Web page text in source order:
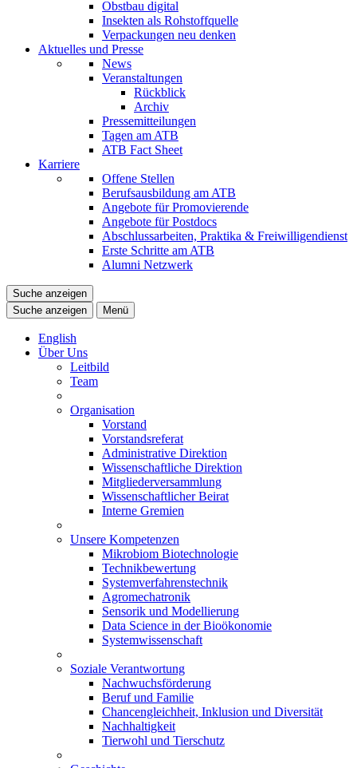
Obstbau digital
Insekten als Rohstoffquelle
Verpackungen neu denken
Aktuelles und Presse
News
Veranstaltungen
Rückblick
Archiv
Pressemitteilungen
Tagen am ATB
ATB Fact Sheet
Karriere
Offene Stellen
Berufsausbildung am ATB
Angebote für Promovierende
Angebote für Postdocs
Abschlussarbeiten, Praktika & Freiwilligendienst
Erste Schritte am ATB
Alumni Netzwerk
Suche anzeigen
Suche anzeigen
Menü
English
Über Uns
Leitbild
Team
Organisation
Vorstand
Vorstandsreferat
Administrative Direktion
Wissenschaftliche Direktion
Mitgliederversammlung
Wissenschaftlicher Beirat
Interne Gremien
Unsere Kompetenzen
Mikrobiom Biotechnologie
Technikbewertung
Systemverfahrenstechnik
Agromechatronik
Sensorik und Modellierung
Data Science in der Bioökonomie
Systemwissenschaft
Soziale Verantwortung
Nachwuchsförderung
Beruf und Familie
Chancengleichheit, Inklusion und Diversität
Nachhaltigkeit
Tierwohl und Tierschutz